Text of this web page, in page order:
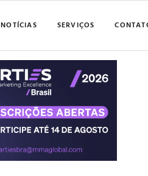
NOTÍCIAS SERVIÇOS